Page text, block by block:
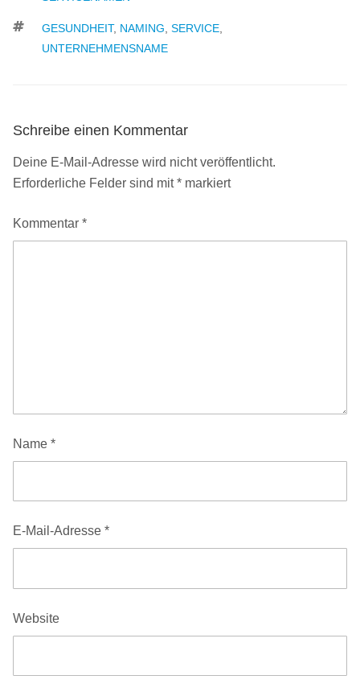
SCHLAGWÖRTER
GESUNDHEIT, NAMING SERVICE
UNTERNEHMENSNAME
Schreibe einen Kommentar
Deine E-Mail-Adresse wird nicht veröffentlicht.
Erforderliche Felder sind mit* markiert
Kommentar *
Name *
E-Mail-Adresse *
Website